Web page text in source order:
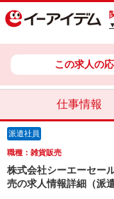
この求人の
仕事情報
派遣社員
職種：雑貨販売
株式会社シーエーセー
売の求人情報詳細（派